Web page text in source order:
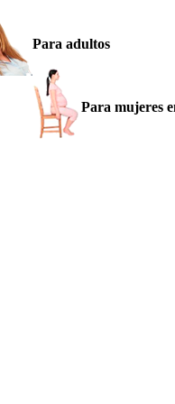
Para adultos
Para mujeres